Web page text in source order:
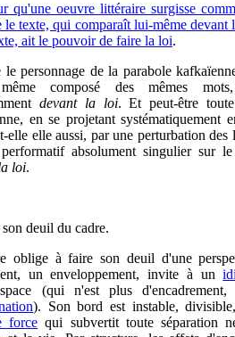
qu'une oeuvre littéraire surgisse
le texte, qui comparaît lui-même devant
ait le pouvoir de faire la loi.
le personnage de la parabole
composé des mêmes
devant la loi. Et peut-être
en se projetant systématiquement
elle elle aussi, par une perturbation des
absolument singulier sur le
loi.
deuil du cadre.
oblige à faire son deuil d'une
un enveloppement, invite à un
(qui n'est plus
). Son bord est instable,
force qui subvertit toute séparation